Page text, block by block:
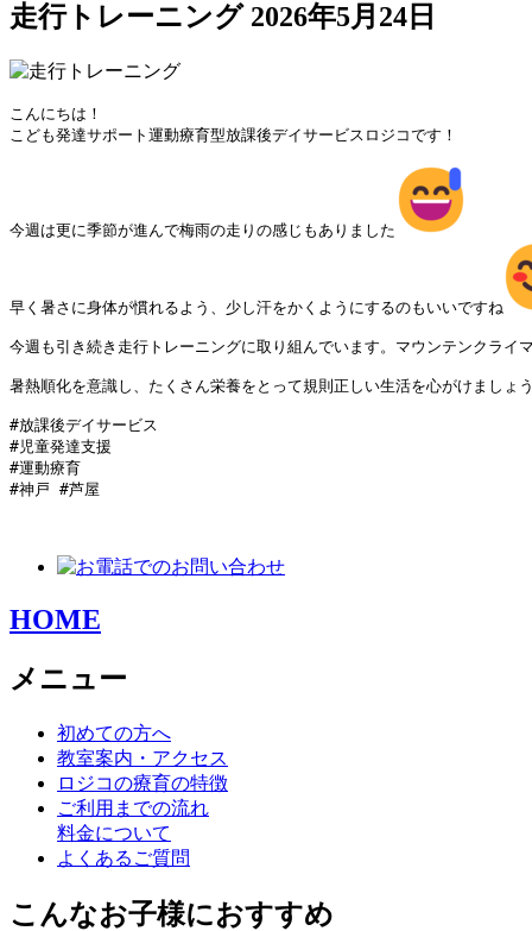
走行トレーニング 2026年5月24日
こんにちは！
こども発達サポート運動療育型放課後デイサービスロジコです！
今週は更に季節が進んで梅雨の走りの感じもありました
早く暑さに身体が慣れるよう、少し汗をかくようにするのもいいですね
今週も引き続き走行トレーニングに取り組んでいます。マウンテンクラ
暑熱順化を意識し、たくさん栄養をとって規則正しい生活を心がけましょ
#放課後デイサービス
#児童発達支援
#運動療育
#神戸 #芦屋
HOME
メニュー
初めての方へ
教室案内・アクセス
ロジコの療育の特徴
ご利用までの流れ
料金について
よくあるご質問
こんなお子様におすすめ